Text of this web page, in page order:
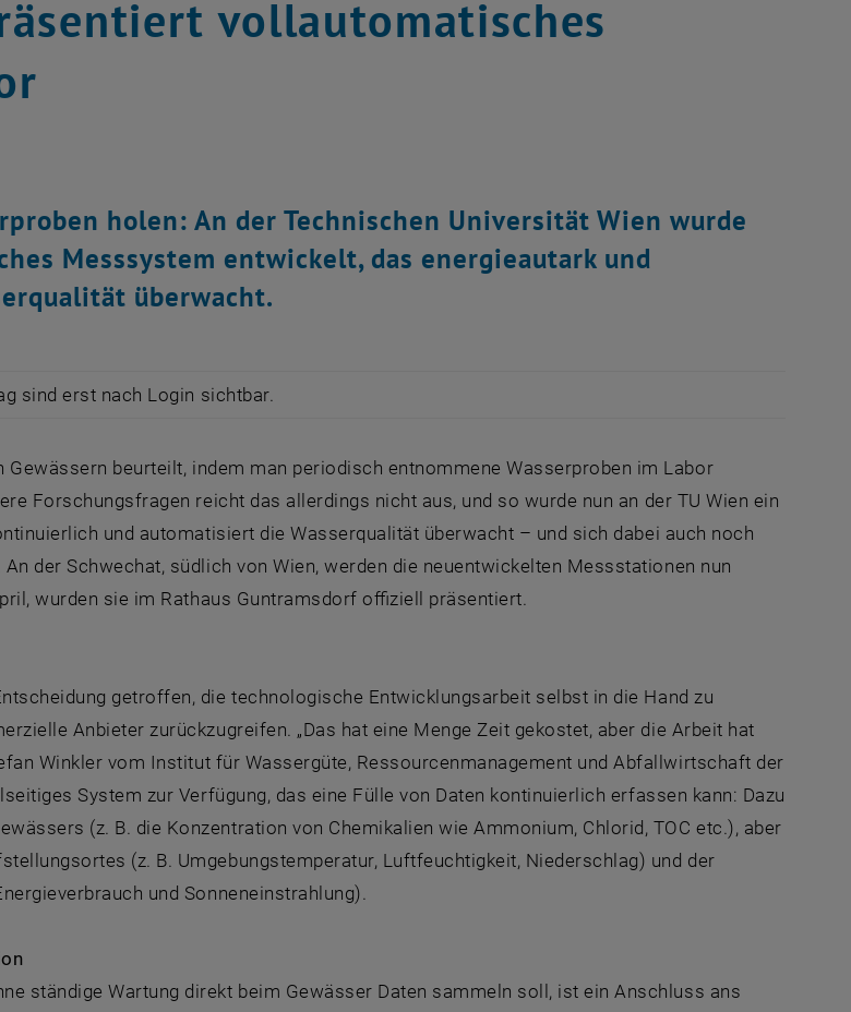
vollautomatisches
holen: An der Technischen Universität Wien wurde
Messsystem entwickelt, das energieautark und
überwacht.
sind erst nach Login sichtbar.
Gewässern beurteilt, indem man periodisch entnommene Wasserproben im Labor
Forschungsfragen reicht das allerdings nicht aus, und so wurde nun an der TU Wien ein
und automatisiert die Wasserqualität überwacht – und sich dabei auch noch
der Schwechat, südlich von Wien, werden die neuentwickelten Messstationen nun
wurden sie im Rathaus Guntramsdorf offiziell präsentiert.
getroffen, die technologische Entwicklungsarbeit selbst in die Hand zu
Anbieter zurückzugreifen. „Das hat eine Menge Zeit gekostet, aber die Arbeit hat
Winkler vom Institut für Wassergüte, Ressourcenmanagement und Abfallwirtschaft der
System zur Verfügung, das eine Fülle von Daten kontinuierlich erfassen kann: Dazu
(z. B. die Konzentration von Chemikalien wie Ammonium, Chlorid, TOC etc.), aber
(z. B. Umgebungstemperatur, Luftfeuchtigkeit, Niederschlag) und der
und Sonneneinstrahlung).
ständige Wartung direkt beim Gewässer Daten sammeln soll, ist ein Anschluss ans